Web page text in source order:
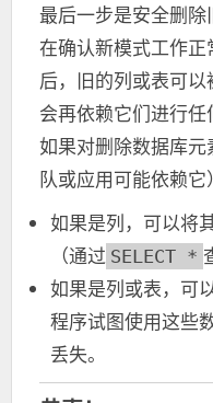
最后一步是安全删除
在确认新模式工作
后，旧的列或表可
会再依赖它们进行任
如果对删除数据库
队或应用可能依赖它
如果是列，可以将
（通过 SELECT *
如果是列或表，可
程序试图使用这些
丢失。